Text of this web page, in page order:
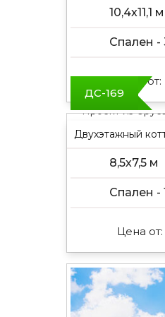
10,4х11,1 м
Спален -
Цена от:
Проект из
с
ДС-169
Двухэтажный
8,5х7,5 м
Спален -
Цена от: